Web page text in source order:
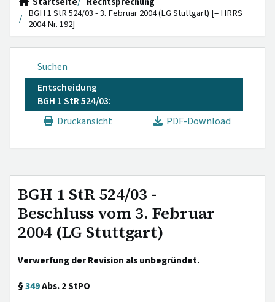
BGH 1 StR 524/03 - 3. Februar 2004 (LG Stuttgart) [= HRRS
2004 Nr. 192]
Suchen
Entscheidung
BGH 1 StR 524/03:
Druckansicht
PDF-Download
BGH 1 StR 524/03 -
Beschluss vom 3. Februar
2004 (LG Stuttgart)
Verwerfung der Revision als unbegründet.
§349Abs. 2 StPO